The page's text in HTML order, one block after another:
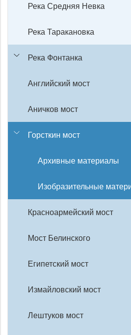
Река Средняя Невка
Река Таракановка
Река Фонтанка
Английский мост
Аничков мост
Горсткин мост
Архивные материалы
Изобразительные
Красноармейский мост
Мост Белинского
Египетский мост
Измайловский мост
Лештуков мост